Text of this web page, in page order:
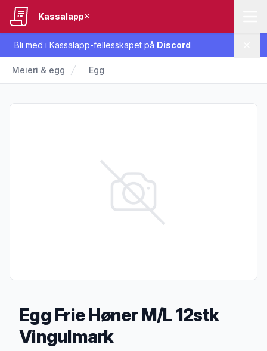
Bli med i Kassalapp-fellesskapet på Discord
Kassalapp®
Meieri & egg Egg
Egg Frie Høner M/L 12stk
Vingulmark